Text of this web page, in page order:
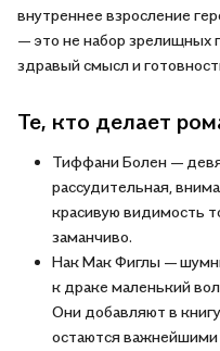
внутреннее взросление
— это не набор зрелищных
здравый смысл и
Те, кто делает
Тиффани Болен —
рассудительная,
красивую видимость
заманчиво.
Нак Мак Фиглы —
к драке маленький
Они добавляют в
остаются